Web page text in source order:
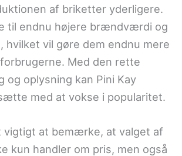
af briketter yderligere.
til endnu højere brændværdi og
hvilket vil gøre dem endnu mere
Med den rette
og oplysning kan Pini Kay
med at vokse i popularitet.
vigtigt at bemærke, at valget af
kun handler om pris, men også